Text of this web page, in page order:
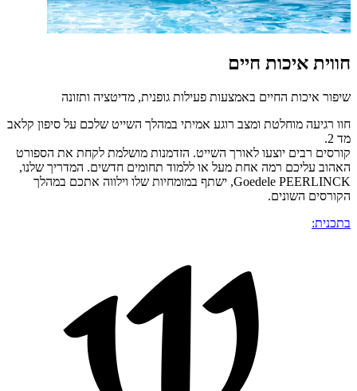
חווית איכות חיים
שיפור איכות החיים באמצעות פעילות גופנית, מדיטציה ותזונה
חוו רגיעה מוחלטת ומצב רוגע אמיתי במהלך השייט שלכם על סיפון קלאב
מד 2.
קורסים רבים יוצעו לאורך השייט. הזדמנות מושלמת לקחת את הספורט
האהוב עליכם רמה אחת מעל או ללמוד תחומים חדשים. המדריך שלנו,
Goedele PEERLINCK, ישתף במומחיות שלו וילווה אתכם במהלך
הקורסים השונים.
בתכנית: